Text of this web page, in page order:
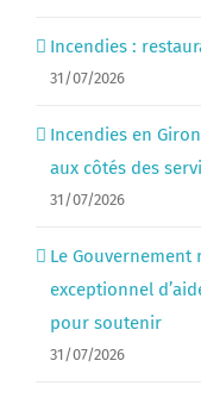
Incendies :
31/07/2026
Incendies en
aux côtés des
31/07/2026
Le
exceptionnel
pour soutenir
31/07/2026